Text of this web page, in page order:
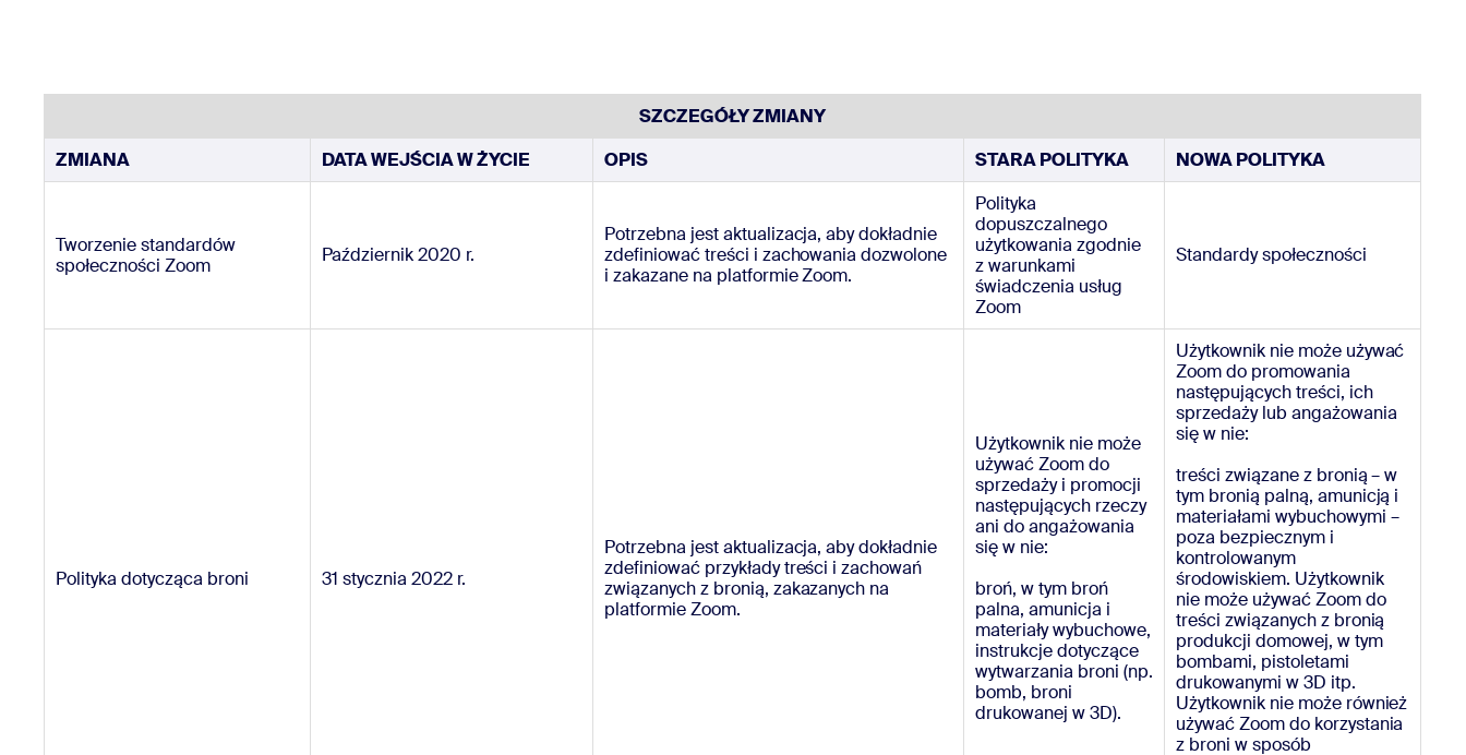
Centrum pobierania +1.888.799.9666/+1.888.303.1012
SZCZEGÓŁY ZMIANY
ZMIANA
DATA WEJŚCIA W ŻYCIE OPIS STARA POLITYKA NOWA POLITYKA
Tworzenie standardów
społeczności Zoom
Październik 2020 r.
Potrzebna jest aktualizacja, aby dokładnie
zdefiniować treści i zachowania dozwolone
i zakazane na platformie Zoom.
Polityka
dopuszczalnego
użytkowania zgodnie
z warunkami
świadczenia usług
Zoom
Standardy społeczności
Polityka dotycząca broni 31 stycznia 2022 r.
Potrzebna jest aktualizacja, aby dokładnie
zdefiniować przykłady treści i zachowań
związanych z bronią, zakazanych na
platformie Zoom.
Użytkownik nie może
używać Zoom do
sprzedaży i promocji
następujących rzeczy
ani do angażowania
się w nie:
broń, w tym broń
palna, amunicja i
materiały wybuchowe,
instrukcje dotyczące
wytwarzania broni (np.
bomb, broni
drukowanej w 3D).
Użytkownik nie może używać
Zoom do promowania
następujących treści, ich
sprzedaży lub angażowania
się w nie:
treści związane z bronią – w
tym bronią palną, amunicją i
materiałami wybuchowymi –
poza bezpiecznym i
kontrolowanym
środowiskiem. Użytkownik
nie może używać Zoom do
treści związanych z bronią
produkcji domowej, w tym
bombami, pistoletami
drukowanymi w 3D itp.
Użytkownik nie może również
używać Zoom do korzystania
z broni w sposób